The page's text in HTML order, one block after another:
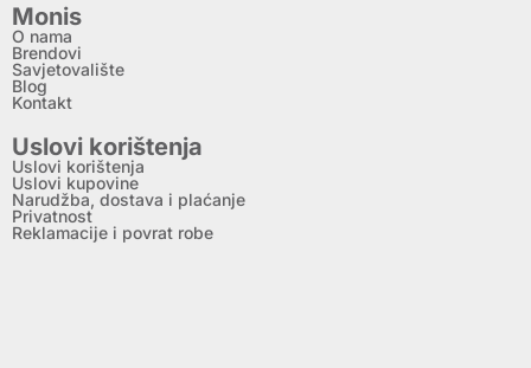
Monis
O nama
Brendovi
Savjetovalište
Blog
Kontakt
Uslovi korištenja
Uslovi korištenja
Uslovi kupovine
Narudžba, dostava i plaćanje
Privatnost
Reklamacije i povrat robe